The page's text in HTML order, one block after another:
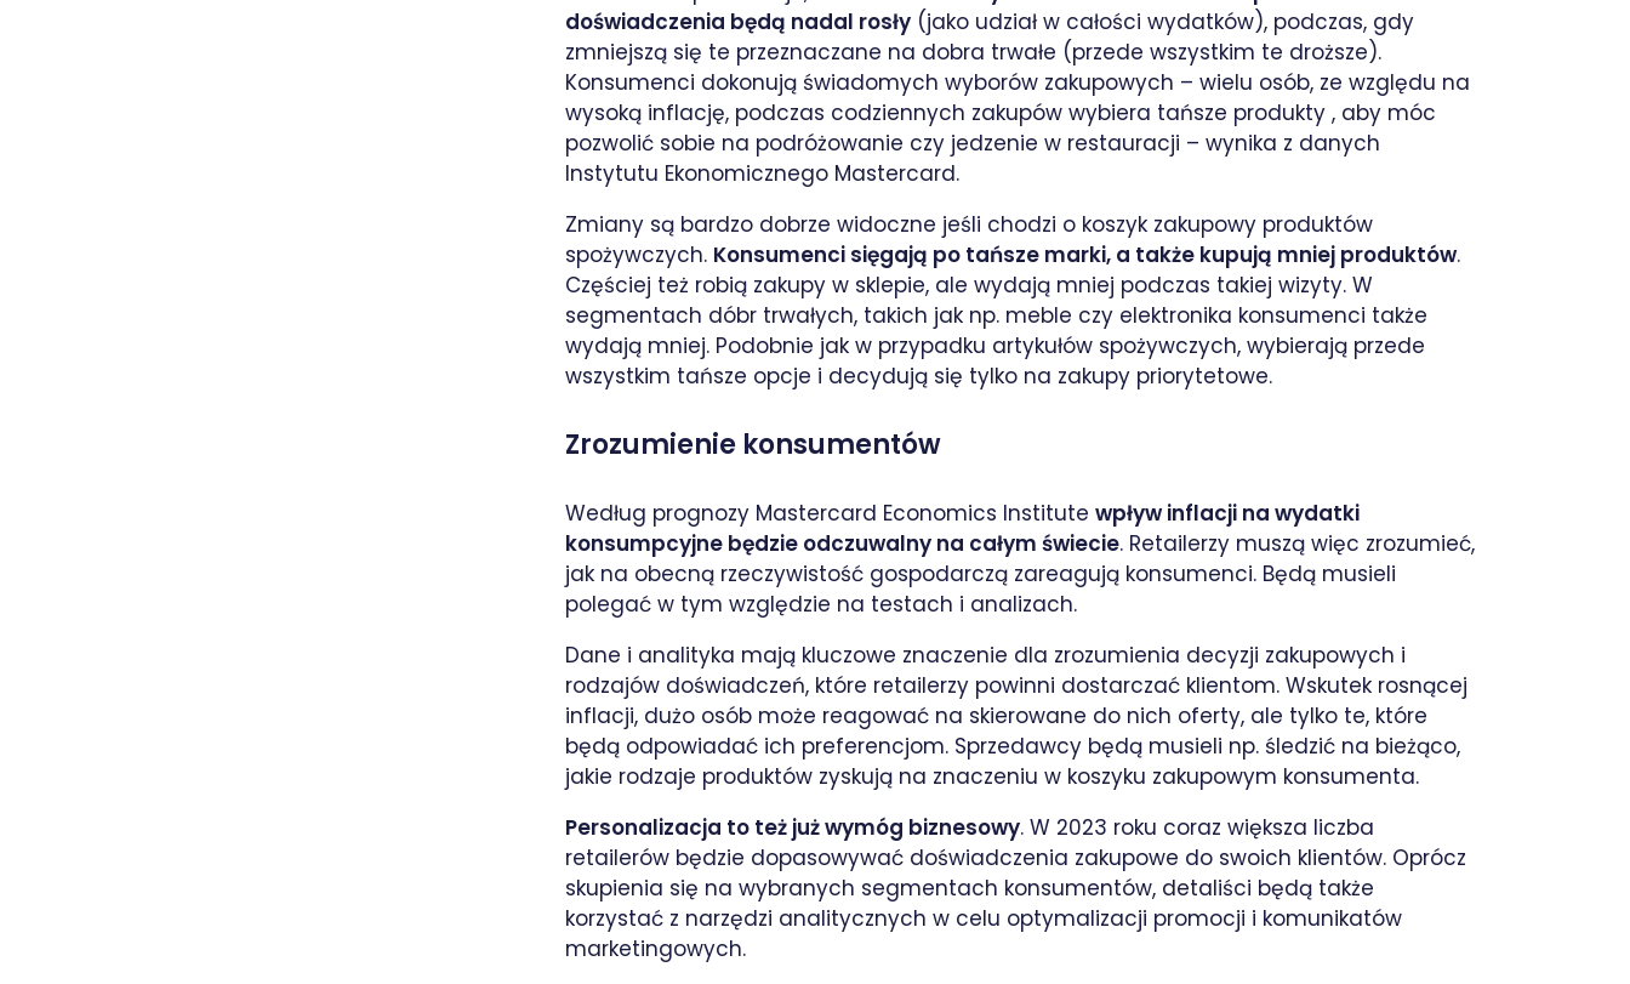
doświadczenia będą nadal rosły(jako udział w całości wydatków), podczas, gdy
zmniejszą się te przeznaczane na dobra trwałe (przede wszystkim te droższe).
Konsumenci dokonują świadomych wyborów zakupowych – wielu osób, ze względu na
wysoką inflację, podczas codziennych zakupów wybiera tańsze produkty , aby móc
pozwolić sobie na podróżowanie czy jedzenie w restauracji – wynika z danych
Instytutu Ekonomicznego Mastercard.
Zmiany są bardzo dobrze widoczne jeśli chodzi o koszyk zakupowy produktów
spożywczych. Konsumenci sięgają po tańsze marki, a także kupują mniej produktów.
Częściej też robią zakupy w sklepie, ale wydają mniej podczas takiej wizyty. W
segmentach dóbr trwałych, takich jak np. meble czy elektronika konsumenci także
wydają mniej. Podobnie jak w przypadku artykułów spożywczych, wybierają przede
wszystkim tańsze opcje i decydują się tylko na zakupy priorytetowe.
Zrozumienie konsumentów
Według prognozy Mastercard Economics Institute wpływ inflacji na wydatki
konsumpcyjne będzie odczuwalny na całym świecie. Retailerzy muszą więc zrozumieć,
jak na obecną rzeczywistość gospodarczą zareagują konsumenci. Będą musieli
polegać w tym względzie na testach i analizach.
Dane i analityka mają kluczowe znaczenie dla zrozumienia decyzji zakupowych i
rodzajów doświadczeń, które retailerzy powinni dostarczać klientom. Wskutek rosnącej
inflacji, dużo osób może reagować na skierowane do nich oferty, ale tylko te, które
będą odpowiadać ich preferencjom. Sprzedawcy będą musieli np. śledzić na bieżąco,
jakie rodzaje produktów zyskują na znaczeniu w koszyku zakupowym konsumenta.
Personalizacja to też już wymóg biznesowy. W 2023 roku coraz większa liczba
retailerów będzie dopasowywać doświadczenia zakupowe do swoich klientów. Oprócz
skupienia się na wybranych segmentach konsumentów, detaliści będą także
korzystać z narzędzi analitycznych w celu optymalizacji promocji i komunikatów
marketingowych.